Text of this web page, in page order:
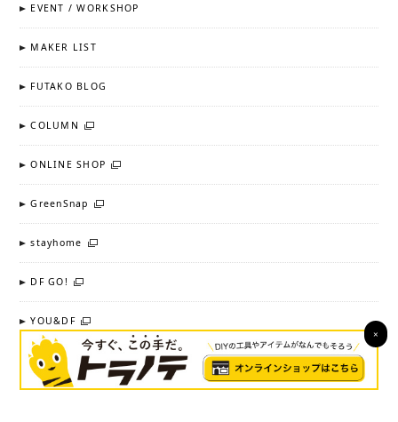
EVENT / WORKSHOP
MAKER LIST
FUTAKO BLOG
COLUMN
ONLINE SHOP
GreenSnap
stayhome
DF GO!
YOU&DF
copyright DIY FACTORY All right reserved.
×